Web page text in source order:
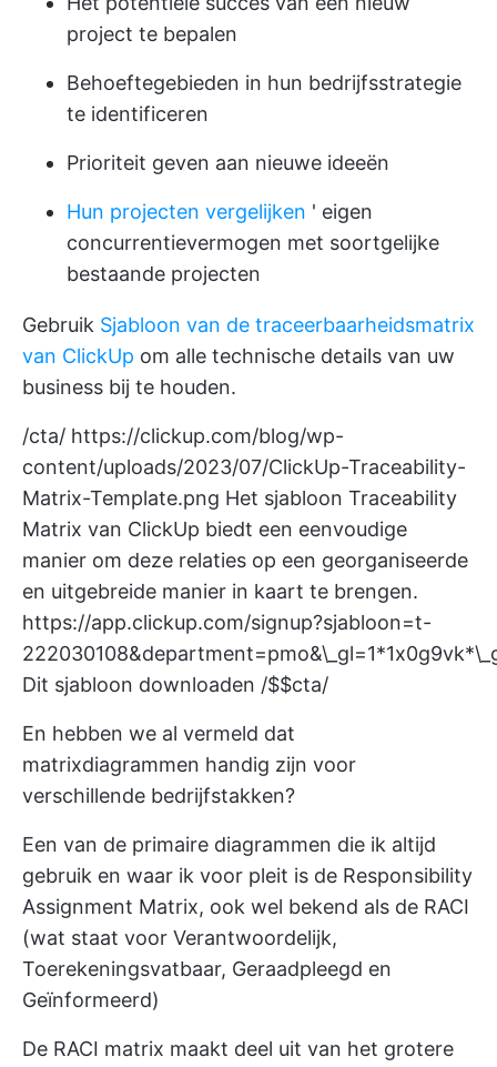
project te bepalen
Behoeftegebieden in hun bedrijfsstrategie
te identificeren
Prioriteit geven aan nieuwe ideeën
Hun projecten vergelijken ' eigen
concurrentievermogen met soortgelijke
bestaande projecten
Gebruik Sjabloon van de traceerbaarheidsmatrix
van ClickUp om alle technische details van uw
business bij te houden.
/cta/ https://clickup.com/blog/wp-
content/uploads/2023/07/ClickUp-Traceability-
Matrix-Template.png Het sjabloon Traceability
Matrix van ClickUp biedt een eenvoudige
manier om deze relaties op een georganiseerde
en uitgebreide manier in kaart te brengen.
https://app.clickup.com/signup?sjabloon=t-
Dit sjabloon downloaden /$$cta/
En hebben we al vermeld dat
matrixdiagrammen handig zijn voor
verschillende bedrijfstakken?
Een van de primaire diagrammen die ik altijd
gebruik en waar ik voor pleit is de Responsibility
Assignment Matrix, ook wel bekend als de RACI
(wat staat voor Verantwoordelijk,
Toerekeningsvatbaar, Geraadpleegd en
Geïnformeerd)
De RACI matrix maakt deel uit van het grotere